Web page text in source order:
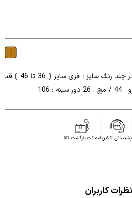
مانتو جنس : داکرون رنگ : در چند رنگ سایز : فری سایز ( 36 تا 46 ) قد
پشتیبانی آنلاینضمانت بازگشت کالا
نظرات کاربران